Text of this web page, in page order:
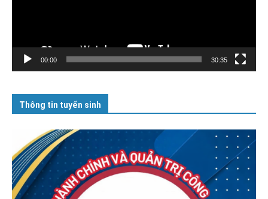
00:00 30:35
Thông tin tuyển sinh